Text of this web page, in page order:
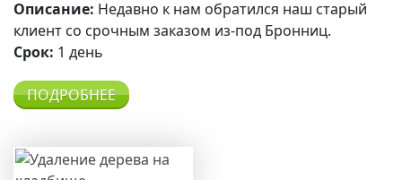
Описание: Недавно к нам обратился наш старый
клиент со срочным заказом из-под Бронниц.
Срок: 1 день
ПОДРОБНЕЕ